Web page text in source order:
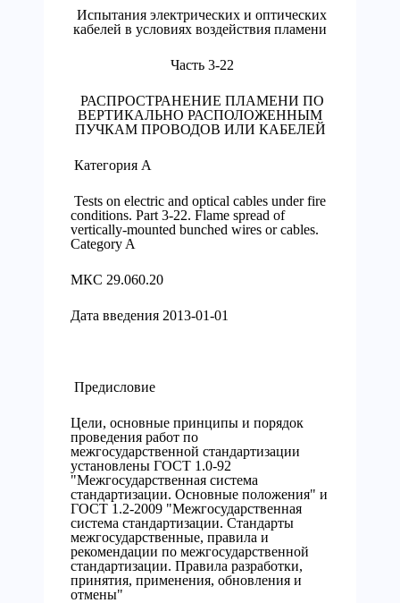
Испытания электрических и оптических
кабелей в условиях воздействия пламени
Часть 3-22
РАСПРОСТРАНЕНИЕ ПЛАМЕНИ ПО
ВЕРТИКАЛЬНО РАСПОЛОЖЕННЫМ
ПУЧКАМ ПРОВОДОВ ИЛИ КАБЕЛЕЙ
Категория А
Tests on electric and optical cables under fire
conditions. Part 3-22. Flame spread of
vertically-mounted bunched wires or cables.
Category A
МКС 29.060.20
Дата введения 2013-01-01
Предисловие
Цели, основные принципы и порядок
проведения работ по
межгосударственной стандартизации
установлены ГОСТ 1.0-92
"Межгосударственная система
стандартизации. Основные положения" и
ГОСТ 1.2-2009 "Межгосударственная
система стандартизации. Стандарты
межгосударственные, правила и
рекомендации по межгосударственной
стандартизации. Правила разработки,
принятия, применения, обновления и
отмены"